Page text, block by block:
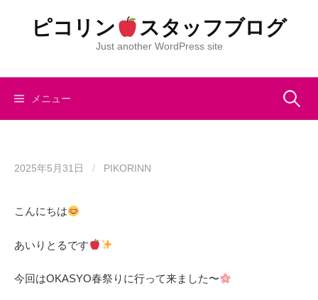
ツ
ピコリン スタッフブログ
Just another WordPress site
メニュー 検
2025年5月31日 / PIKORINN
こんにちは
あいりとるです
今回はOKASYO春祭りに行って来ました〜